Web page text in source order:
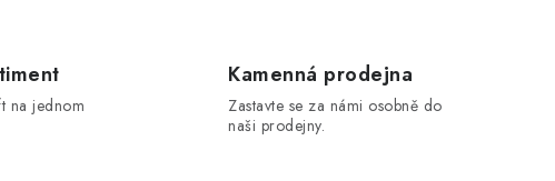
na jednom
Kamenná prodejna
Zastavte se za námi osobně do
naši prodejny.